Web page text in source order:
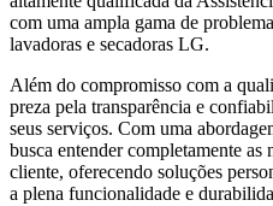
com uma ampla gama de
lavadoras e secadoras LG.
Além do compromisso com a
preza pela transparência e
seus serviços. Com uma
busca entender completamente as
cliente, oferecendo soluções
a plena funcionalidade e